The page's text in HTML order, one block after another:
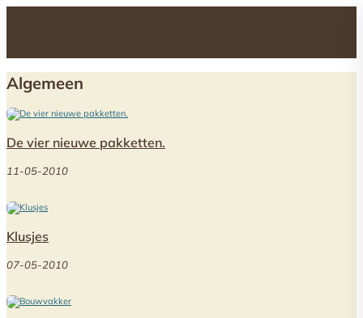
Algemeen
De vier nieuwe pakketten.
11-05-2010
Klusjes
07-05-2010